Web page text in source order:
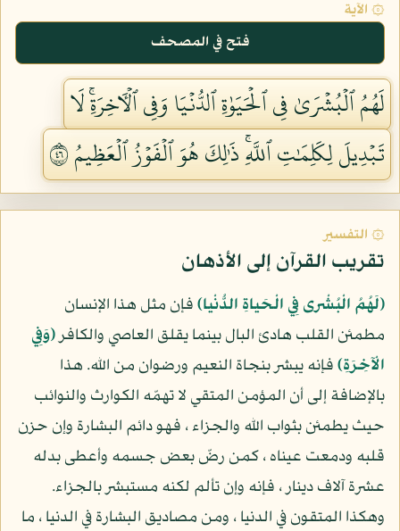
۞ الآية
فتح في المصحف
لَهُمُ ٱلۡبُشۡرَىٰ فِي ٱلۡحَيَوٰةِ ٱلدُّنۡيَا وَفِي ٱلۡأٓخِرَةِۚ لَا
تَبۡدِيلَ لِكَلِمَٰتِ ٱللَّهِۚ ذَٰلِكَ هُوَ ٱلۡفَوۡزُ ٱلۡعَظِيمُ ٦٤
۞ التفسير
تقريب القرآن إلى الأذهان
(لَهُمُ الْبُشْرى فِي الْحَياةِ الدُّنْيا)فإن مثل هذا الإنسان
مطمئن القلب هادئ البال بينما يقلق العاصي والكافر(وَفِي
الْآخِرَةِ)فإنه يبشر بنجاة النعيم ورضوان من الله. هذا
بالإضافة إلى أن المؤمن المتقي لا تهمّه الكوارث والنوائب
حيث يطمئن بثواب الله والجزاء ، فهو دائم البشارة وإن حزن
قلبه ودمعت عيناه ، كمن رضّ بعض جسمه وأعطى بدله
عشرة آلاف دينار ، فإنه وإن تألم لكنه مستبشر بالجزاء.
وهكذا المتقون في الدنيا ، ومن مصاديق البشارة في الدنيا ، ما